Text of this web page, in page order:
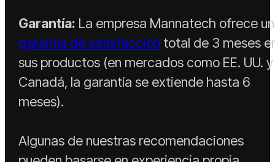
Garantía: La empresa Mannatech ofrece
garantía de satisfacción total de 3 meses
sus productos (en mercados como EE. UU. y
Canadá, la garantía se extiende hasta 6
meses).
Algunas de nuestras recomendaciones